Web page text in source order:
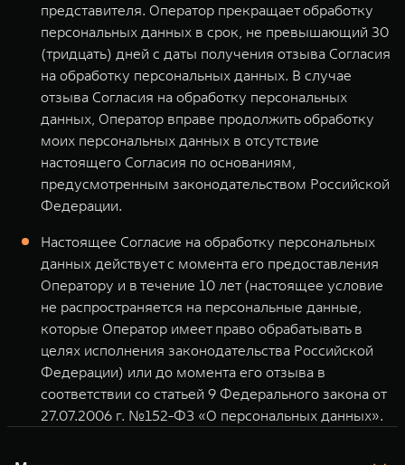
представителя. Оператор прекращает обработку
персональных данных в срок, не превышающий 30
(тридцать) дней с даты получения отзыва Согласия
на обработку персональных данных. В случае
отзыва Согласия на обработку персональных
данных, Оператор вправе продолжить обработку
моих персональных данных в отсутствие
настоящего Согласия по основаниям,
предусмотренным законодательством Российской
Федерации.
Настоящее Согласие на обработку персональных
данных действует с момента его предоставления
Оператору и в течение 10 лет (настоящее условие
не распространяется на персональные данные,
которые Оператор имеет право обрабатывать в
целях исполнения законодательства Российской
Федерации) или до момента его отзыва в
соответствии со статьей 9 Федерального закона от
27.07.2006 г. №152-ФЗ «О персональных данных».